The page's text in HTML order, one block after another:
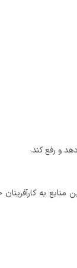
و رفع کند.
به کارآفرینان